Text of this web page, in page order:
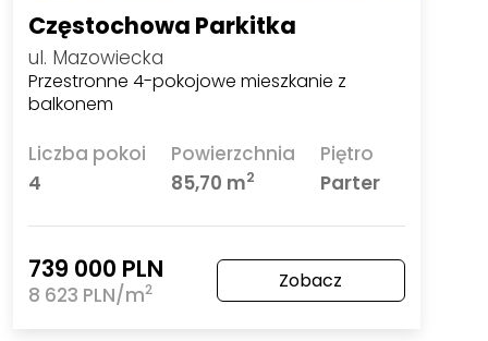
Częstochowa Parkitka
ul. Mazowiecka
Przestronne 4-pokojowe mieszkanie z
balkonem
Liczba pokoi
4
Powierzchnia
85,70 m2
Piętro
Parter
739 000 PLN
8 623 PLN/m2 Zobacz